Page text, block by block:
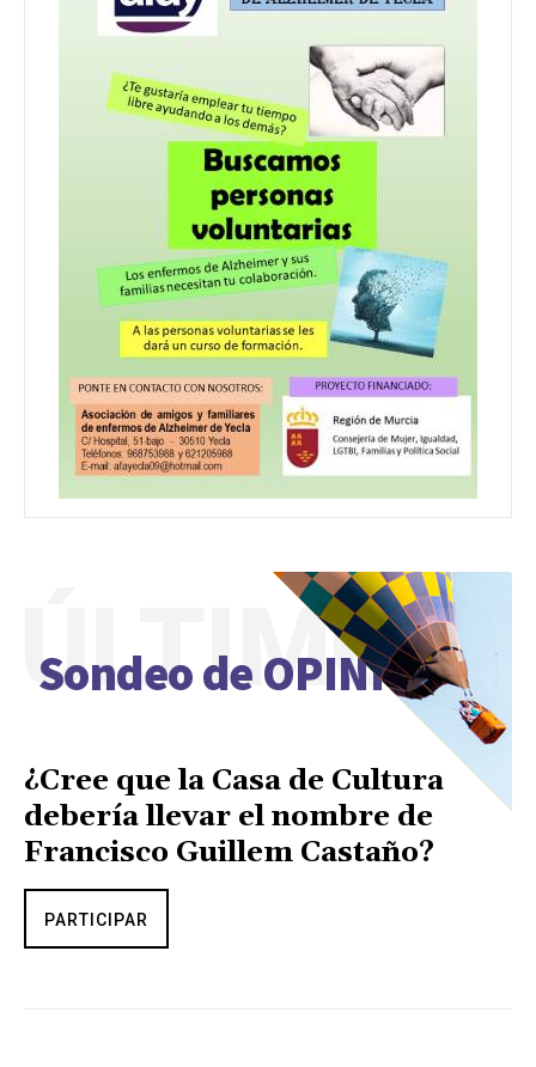
Sondeo de OPINIÓN
ÚLTIMO
¿Cree que la Casa de Cultura
debería llevar el nombre de
Francisco Guillem Castaño?
PARTICIPAR